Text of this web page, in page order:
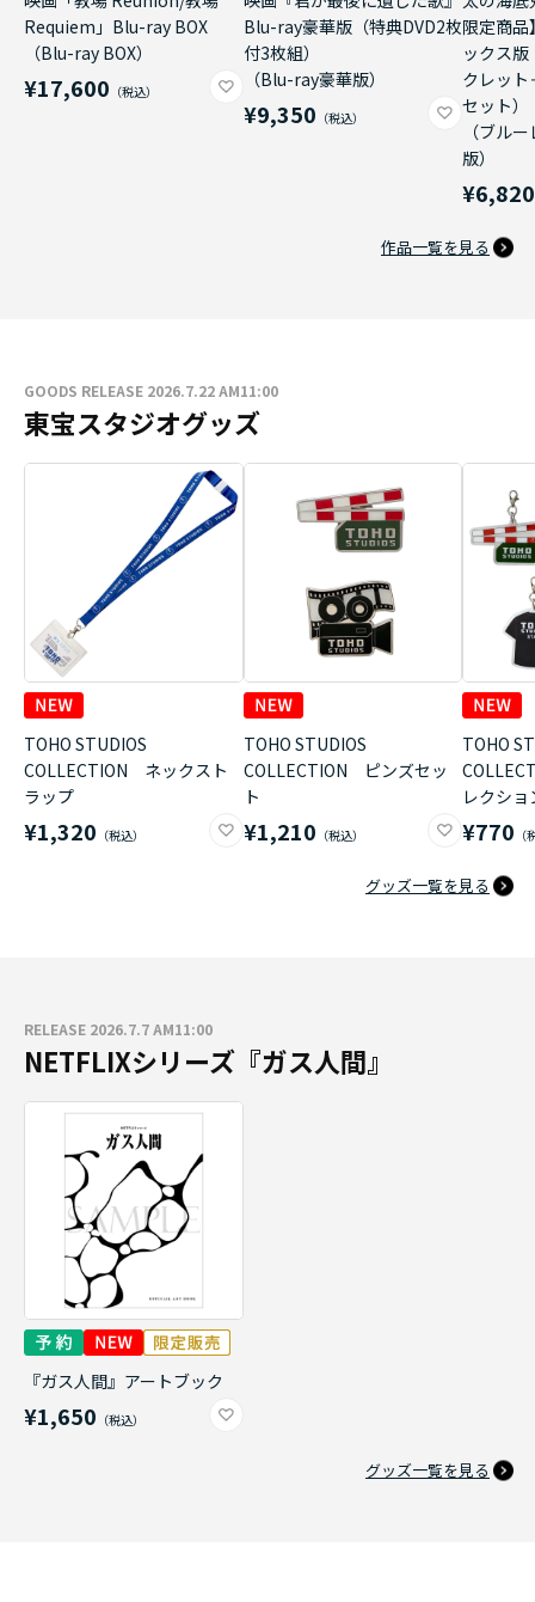
Requiem」Blu-ray BOX
（Blu-ray BOX）
¥17,600
Blu-ray豪華版（特典DVD2枚
付3枚組）
（Blu-ray豪華版）
¥9,350
限定商品
ックス
クレッ
セット）
（ブル
版）
¥6,820
作品一覧を見る
GOODS RELEASE 2026.7.22 AM11:00
東宝スタジオグッズ
TOHO STUDIOS
COLLECTION ネックスト
ラップ
¥1,320
TOHO STUDIOS
COLLECTION ピンズセッ
ト
¥1,210
TOHO
レクシ
¥770
グッズ一覧を見る
RELEASE 2026.7.7 AM11:00
NETFLIXシリーズ『ガス人間』
『ガス人間』アートブック
¥1,650
グッズ一覧を見る